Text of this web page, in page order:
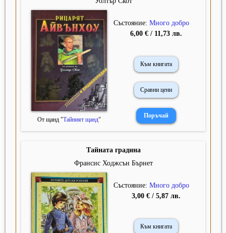
От щанд "Тайният щанд"
Състояние: Много добро
6,00 € / 11,73 лв.
Към книгата
Сравни цени
Тайната градина
Франсис Ходжсън Бърнет
Състояние: Много добро
3,00 € / 5,87 лв.
Към книгата